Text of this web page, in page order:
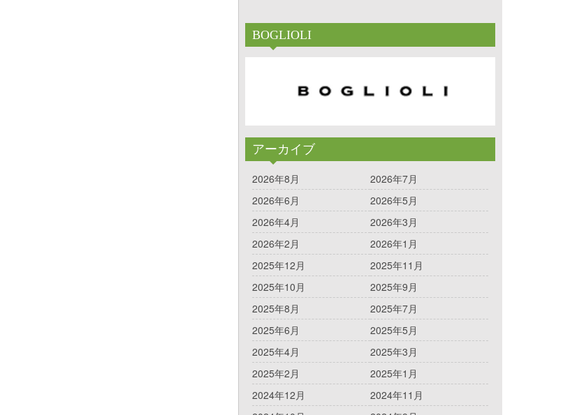
BOGLIOLI
アーカイブ
2026年8月
2026年7月
2026年6月
2026年5月
2026年4月
2026年3月
2026年2月
2026年1月
2025年12月
2025年11月
2025年10月
2025年9月
2025年8月
2025年7月
2025年6月
2025年5月
2025年4月
2025年3月
2025年2月
2025年1月
2024年12月
2024年11月